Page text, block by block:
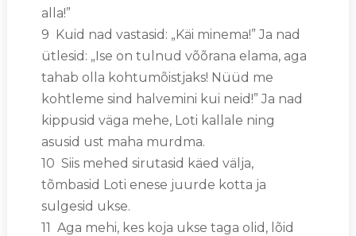
alla!”
9 Kuid nad vastasid: „Käi minema!” Ja nad
ütlesid: „Ise on tulnud võõrana elama, aga
tahab olla kohtumõistjaks! Nüüd me
kohtleme sind halvemini kui neid!” Ja nad
kippusid väga mehe, Loti kallale ning
asusid ust maha murdma.
10 Siis mehed sirutasid käed välja,
tõmbasid Loti enese juurde kotta ja
sulgesid ukse.
11 Aga mehi, kes koja ukse taga olid, lõid